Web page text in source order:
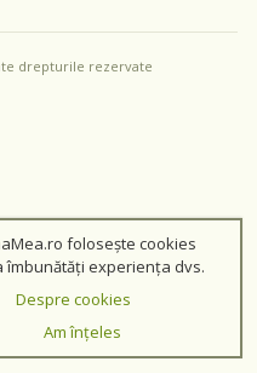
drepturile rezervate
folosește cookies
îmbunătăți experiența dvs.
Despre cookies
Am înțeles